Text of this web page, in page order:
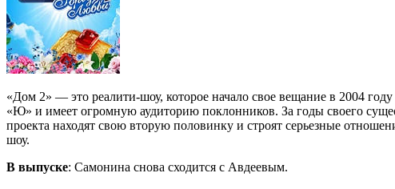
«Дом 2» — это реалити-шоу, которое начало свое вещание в 2004
«Ю» и имеет огромную аудиторию поклонников. За годы своего
проекта находят свою вторую половинку и строят серьезные
шоу.
В выпуске: Самонина снова сходится с Авдеевым.